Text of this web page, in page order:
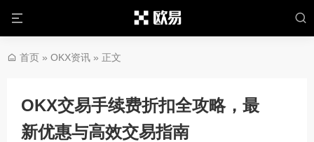
首页 » OKX资讯 » 正文
OKX交易手续费折扣全攻略，最
新优惠与高效交易指南